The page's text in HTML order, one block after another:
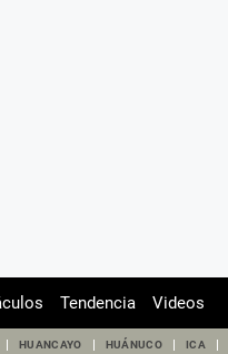
Tendencia Videos
HUANCAYO HUÁNUCO ICA